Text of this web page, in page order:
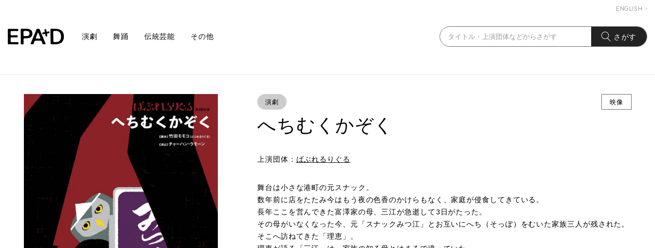
ENGLISH
演劇 舞踊 伝統芸能 その他 さがす
演劇 映像
へちむくかぞく
上演団体： ばぶれるりぐる
舞台は小さな港町の元スナック。
数年前に店をたたみ今はもう夜の色香のかけらもなく、家庭が侵食してきている。
長年ここを営んできた富澤家の母、三江が急逝して3日がたった。
その母がいなくなった今、元「スナックみつ江」とお互いにへち（そっぽ）をむいた家族三人が残された。
そこへ訪ねてきた「理恵」。